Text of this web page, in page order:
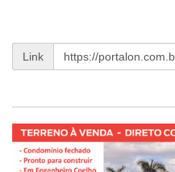
Link